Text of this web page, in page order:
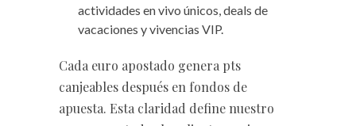
actividades en vivo únicos, deals de
vacaciones y vivencias VIP.
Cada euro apostado genera pts
canjeables después en fondos de
apuesta. Esta claridad define nuestro